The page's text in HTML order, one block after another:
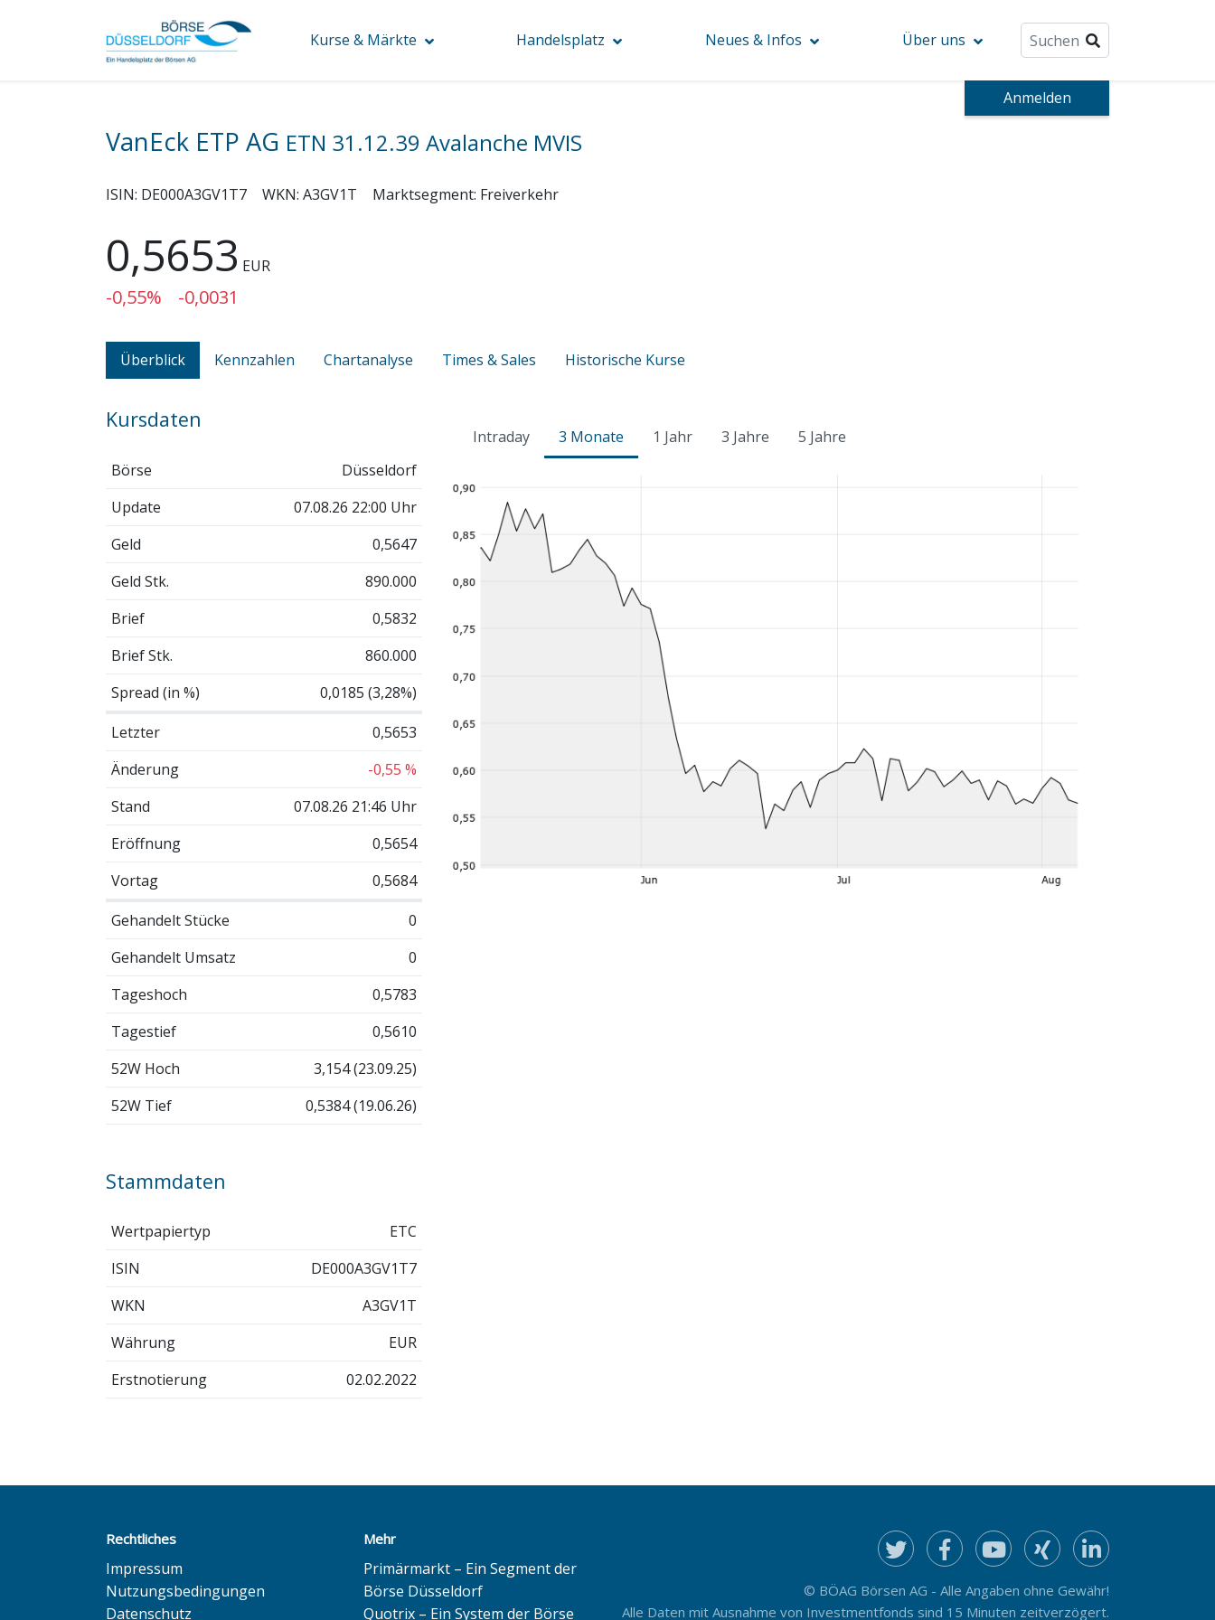
Kurse & Märkte Handelsplatz Neues & Infos Über uns
Anmelden
VanEck ETP AG ETN 31.12.39 Avalanche MVIS
ISIN: DE000A3GV1T7 WKN: A3GV1T Marktsegment: Freiverkehr
0,5653 EUR
-0,55% -0,0031
Überblick Kennzahlen Chartanalyse Times & Sales Historische Kurse
Kursdaten
Börse
Düsseldorf
Update
07.08.26 22:00 Uhr
Geld
0,5647
Geld Stk.
890.000
Brief
0,5832
Brief Stk.
860.000
Spread (in %)
0,0185 (3,28%)
Letzter
0,5653
Änderung
-0,55 %
Stand
07.08.26 21:46 Uhr
Eröffnung
0,5654
Vortag
0,5684
Gehandelt Stücke
0
Gehandelt Umsatz
0
Tageshoch
0,5783
Tagestief
0,5610
52W Hoch
3,154 (23.09.25)
52W Tief
0,5384 (19.06.26)
Stammdaten
Wertpapiertyp
ETC
ISIN
DE000A3GV1T7
WKN
A3GV1T
Währung
EUR
Erstnotierung
02.02.2022
Intraday 3 Monate 1 Jahr 3 Jahre 5 Jahre
Rechtliches
Impressum
Nutzungsbedingungen
Datenschutz
Mehr
Primärmarkt – Ein Segment der
Börse Düsseldorf
Quotrix – Ein System der Börse
© BÖAG Börsen AG - Alle Angaben ohne Gewähr!
Alle Daten mit Ausnahme von Investmentfonds sind 15 Minuten zeitverzögert.